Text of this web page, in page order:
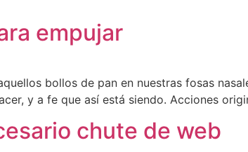
empujar
bollos de pan en nuestras fosas
y a fe que así está siendo. Acciones
chute de web